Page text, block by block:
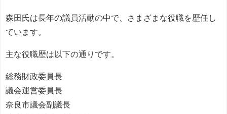
森田氏は長年の議員活動の中で、さまざまな役職を歴任し
ています。
主な役職歴は以下の通りです。
総務財政委員長
議会運営委員長
奈良市議会副議長